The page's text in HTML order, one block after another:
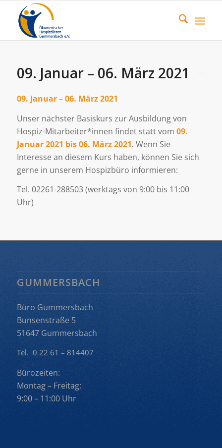
09. Januar – 06. März 2021
09. Januar – 06. März 2021
Unser nächster Basiskurs zur Ausbildung von
Hospiz-Mitarbeiter*innen findet statt vom 09.
Januar 2021 bis 06. März 2021. Wenn Sie
Interesse an diesem Kurs haben, können Sie sich
gerne in unserem Hospizbüro informieren:
Tel. 02261-288503 (werktags von 9:00 bis 11:00
Uhr)
GUMMERSBACH
Büro Gummersbach
Bunsenstraße 5
51647 Gummersbach
Tel. 0 22 61 – 814407
Bürozeiten:
Montag – Freitag:
9:00 – 11:00 Uhr